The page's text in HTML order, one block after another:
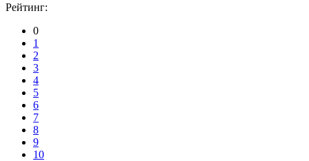
Рейтинг:
0
1
2
3
4
5
6
7
8
9
10